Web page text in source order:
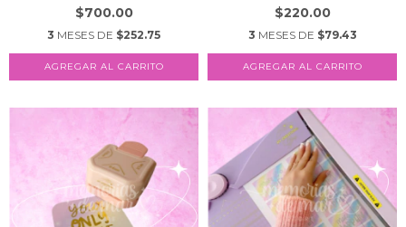
$700.00
3 MESES DE $252.75
$220.00
3 MESES DE $79.43